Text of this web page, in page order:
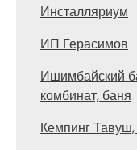
Инсталляриум
ИП Герасимов
Ишимбайский
комбинат, баня
Кемпинг